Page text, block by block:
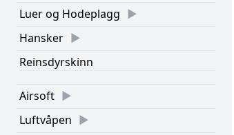
Luer og Hodeplagg
Hansker
Reinsdyrskinn
Airsoft
Luftvåpen